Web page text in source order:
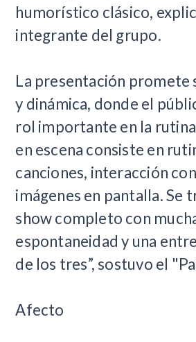
humorístico clásico,
integrante del grupo.
La presentación promete
y dinámica, donde el
rol importante en la
en escena consiste en
canciones, interacción
imágenes en pantalla. Se
show completo con
espontaneidad y una
de los tres”, sostuvo el
Afecto